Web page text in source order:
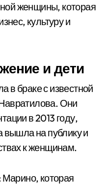
женщины, которая
культуру и
и дети
в браке с известной
Они
в 2013 году,
вышла на публику и
к женщинам.
Марино, которая